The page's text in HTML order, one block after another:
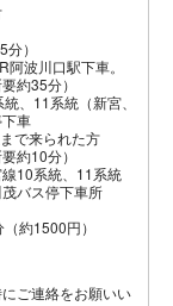
）
波川口駅下車。
約35分）
、11系統（新宮、
車
で来られた方
約10分）
10系統、11系統
茂バス停下車所
約1500円）
ご連絡をお願いい